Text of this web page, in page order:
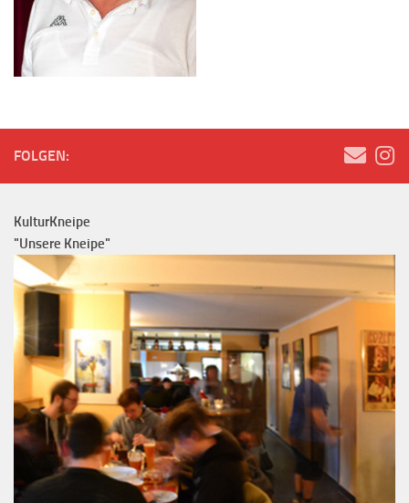
FOLGEN:
KulturKneipe
"Unsere Kneipe"